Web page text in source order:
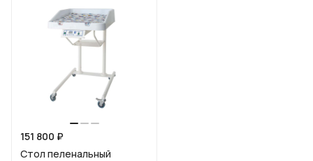
151 800 ₽
Стол пеленальный